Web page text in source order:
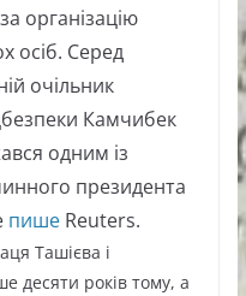
організацію
осіб. Серед
очільник
Камчибек
одним із
президента
пишеReuters.
Ташієва і
десяти років тому, а